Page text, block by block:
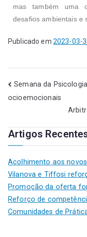
mas também uma
desafios ambientais e
Publicado em 2023-03-
Semana da
ocioemocionais
Artigos
Acolhimento aos
Vilanova e Tiffosi
Promoção da oferta
Reforço de
Comunidades de